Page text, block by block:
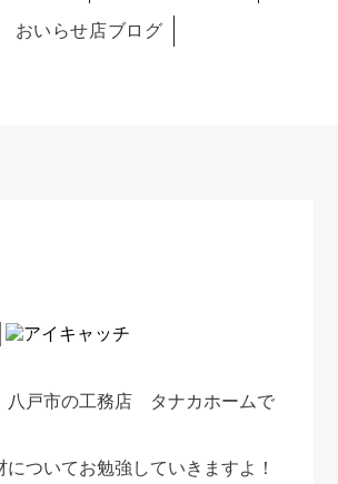
おいらせ店ブログ
八戸市の工務店 タナカホームで
についてお勉強していきますよ！